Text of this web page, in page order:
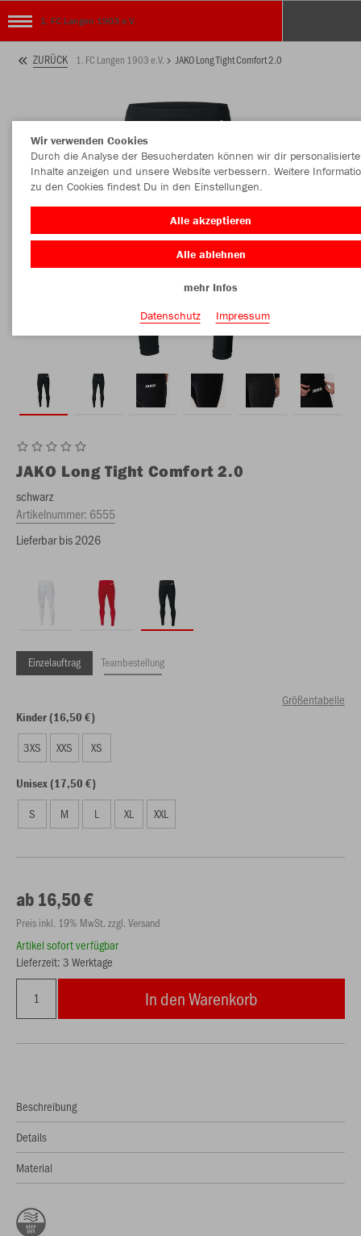
1. FC Langen 1903 e.V.
ZURÜCK 1. FC Langen 1903 e.V. JAKO Long Tight Comfort 2.0
JAKO Long Tight Comfort 2.0
schwarz
Artikelnummer: 6555
Lieferbar bis 2026
Einzelauftrag Teambestellung
Größentabelle
Kinder (16,50 €)
3XS XXS XS
Unisex (17,50 €)
S M L XL XXL
ab 16,50 €
Preis inkl. 19% MwSt. zzgl. Versand
Artikel sofort verfügbar
Lieferzeit: 3 Werktage
In den Warenkorb
Beschreibung
Details
Material
Wir verwenden Cookies
Durch die Analyse der Besucherdaten können wir dir personalisierte
Inhalte anzeigen und unsere Website verbessern. Weitere
zu den Cookies findest Du in den Einstellungen.
Alle akzeptieren
Alle ablehnen
mehr Infos
Datenschutz
Impressum